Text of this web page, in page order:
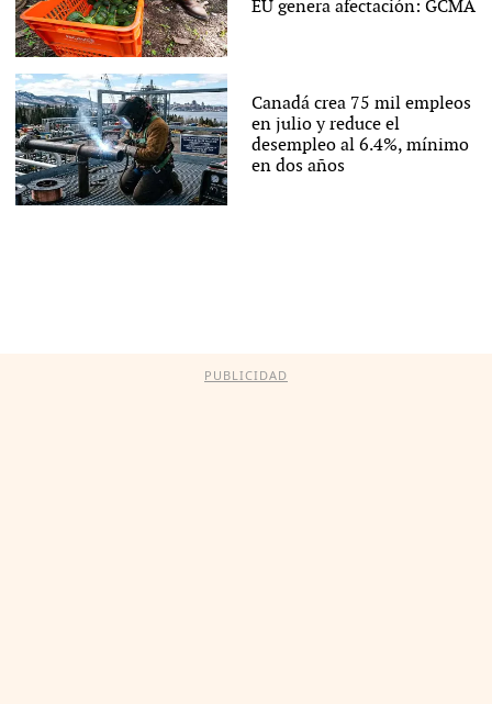
EU genera afectación: GCMA
Canadá crea 75 mil empleos
en julio y reduce el
desempleo al 6.4%, mínimo
en dos años
PUBLICIDAD